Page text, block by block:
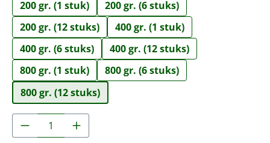
200 gr. (1 stuk)
200 gr. (6 stuks)
200 gr. (12 stuks)
400 gr. (1 stuk)
400 gr. (6 stuks)
400 gr. (12 stuks)
800 gr. (1 stuk)
800 gr. (6 stuks)
800 gr. (12 stuks)
Producthoeveelheid: Voer de gewenste